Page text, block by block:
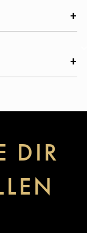
DIR